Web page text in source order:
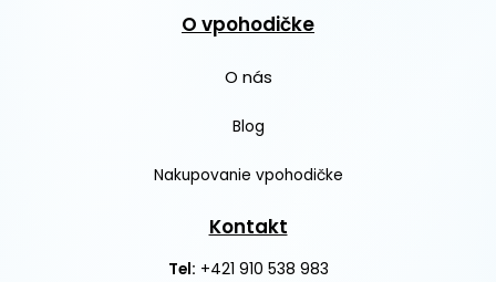
O vpohodičke
O nás
Blog
Nakupovanie vpohodičke
Kontakt
Tel: +421 910 538 983